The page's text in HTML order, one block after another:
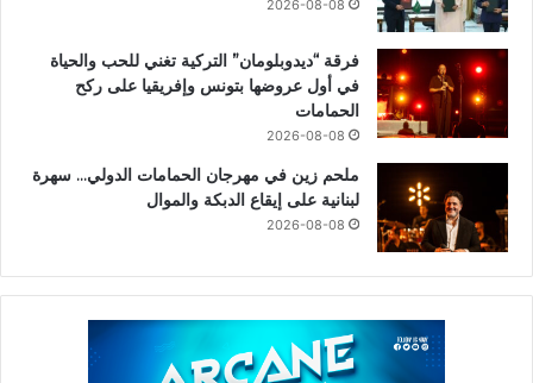
2026-08-08
فرقة “ديدوبلومان” التركية تغني للحب والحياة
في أول عروضها بتونس وإفريقيا على ركح
الحمامات
2026-08-08
ملحم زين في مهرجان الحمامات الدولي… سهرة
لبنانية على إيقاع الدبكة والموال
2026-08-08